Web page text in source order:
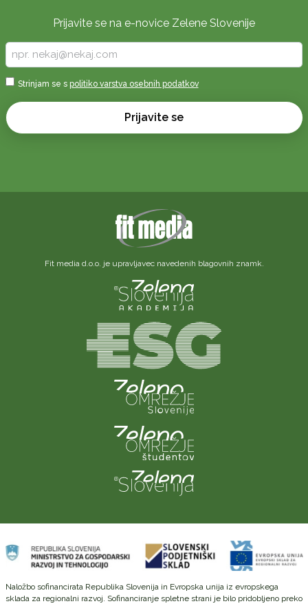
Prijavite se na e-novice Zelene Slovenije
e-
Sprejmi
*
Strinjam se s politiko varstva osebnih podatkov
Prijavite se
Fit media d.o.o. je upravljavec navedenih blagovnih znamk.
Naložbo sofinancirata Republika Slovenija in Evropska unija iz evropskega
sklada za regionalni razvoj. Sofinanciranje spletne strani je bilo pridobljeno preko